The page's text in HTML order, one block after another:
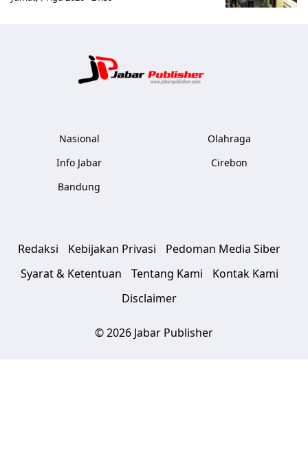
Nasional
Info Jabar
Bandung
Olahraga
Cirebon
Redaksi Kebijakan Privasi
Pedoman Media Siber
Syarat & Ketentuan
Tentang Kami
Kontak Kami
Disclaimer
© 2026 Jabar Publisher